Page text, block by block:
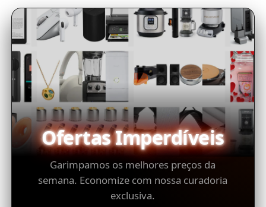
Ofertas Imperdíveis
Garimpamos os melhores preços da
semana. Economize com nossa curadoria
exclusiva.